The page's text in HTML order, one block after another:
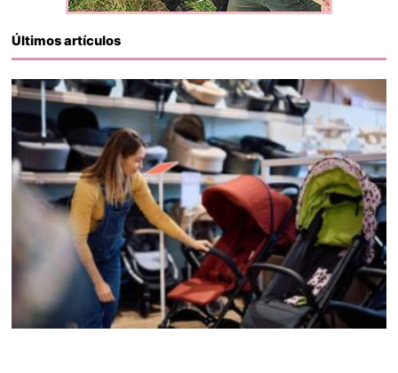
Últimos artículos